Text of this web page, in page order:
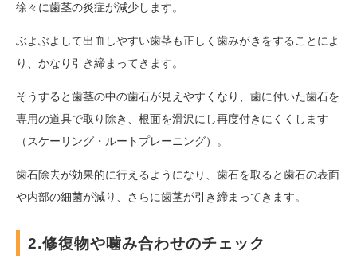
徐々に歯茎の炎症が減少します。
ぶよぶよして出血しやすい歯茎も正しく歯みがきをすることによ
り、かなり引き締まってきます。
そうすると歯茎の中の歯石が見えやすくなり、歯に付いた歯石を
専用の道具で取り除き、根面を滑沢にし再度付きにくくします
（スケーリング・ルートプレーニング）。
歯石除去が効果的に行えるようになり、歯石を取ると歯石の表面
や内部の細菌が減り、さらに歯茎が引き締まってきます。
2.修復物や噛み合わせのチェック